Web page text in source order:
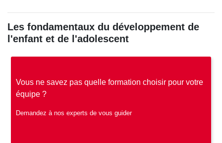
Les fondamentaux du développement de
l'enfant et de l'adolescent
Vous ne savez pas quelle formation choisir pour votre
équipe ?
Demandez à nos experts de vous guider